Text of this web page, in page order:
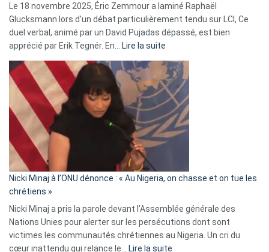
fake
news
»
Le 18 novembre 2025, Éric Zemmour a laminé Raphaël
Glucksmann lors d’un débat particulièrement tendu sur LCI, Ce
duel verbal, animé par un David Pujadas dépassé, est bien
apprécié par Erik Tegnér. En… Lire la suite
Tegnér
exulte
« Zemmour
a
tout
parle
ses
tripes »
Nicki Minaj à l’ONU dénonce : « Au Nigeria, on chasse et on tue les
chrétiens »
Nicki Minaj a pris la parole devant l’Assemblée générale des
Nations Unies pour alerter sur les persécutions dont sont
victimes les communautés chrétiennes au Nigeria. Un cri du
cœur inattendu qui relance le… Lire la suite